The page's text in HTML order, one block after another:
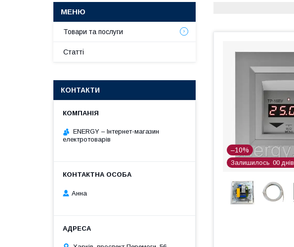
–10%
Залишилось 00 днів
Товари та послуги
Статті
КОНТАКТИ
ENERGY – Інтернет-магазин
електротоварів
Анна